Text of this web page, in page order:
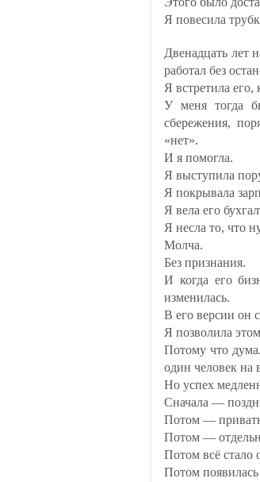
Я повесила
Двенадцать лет
работал без
Я встретила его,
У меня тогда
сбережения,
«нет».
И я помогла.
Я выступила
Я покрывала
Я вела его
Я несла то, что
Молча.
Без признания.
И когда его
изменилась.
В его версии он
Я позволила
Потому что
один человек на
Но успех
Сначала —
Потом —
Потом —
Потом всё стало
Потом появилась